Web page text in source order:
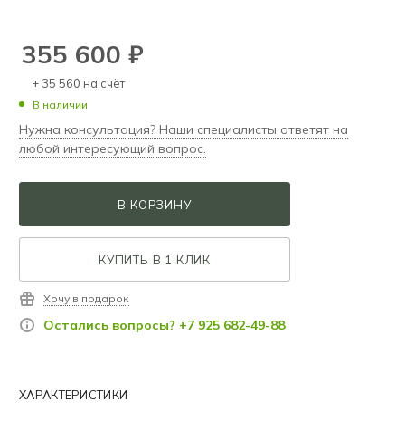
355 600 ₽
+ 35 560 на счёт
В наличии
Нужна консультация? Наши специалисты ответят на
любой интересующий вопрос.
В КОРЗИНУ
КУПИТЬ В 1 КЛИК
Хочу в подарок
Остались вопросы? +7 925 682-49-88
ХАРАКТЕРИСТИКИ